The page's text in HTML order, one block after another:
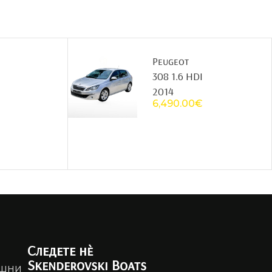
Peugeot
308 1.6 HDI
2014
6,490.00€
Следете нè
Skenderovski Boats